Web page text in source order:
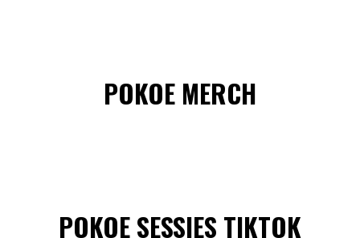
POKOE MERCH
POKOE SESSIES TIKTOK